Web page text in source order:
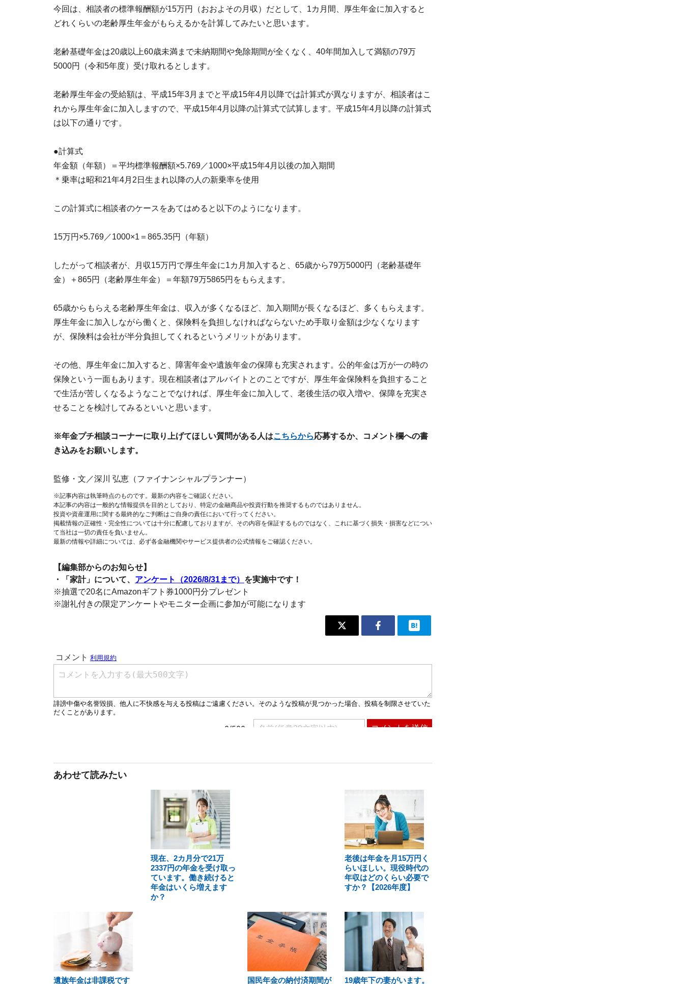
今回は、相談者の標準報酬額が15万円（おおよその月収）だとして、1カ月間、厚生年金に加入すると
どれくらいの老齢厚生年金がもらえるかを計算してみたいと思います。
老齢基礎年金は20歳以上60歳未満まで未納期間や免除期間が全くなく、40年間加入して満額の79万
5000円（令和5年度）受け取れるとします。
老齢厚生年金の受給額は、平成15年3月までと平成15年4月以降では計算式が異なりますが、相談者はこ
れから厚生年金に加入しますので、平成15年4月以降の計算式で試算します。平成15年4月以降の計算式
は以下の通りです。
●計算式
年金額（年額）＝平均標準報酬額×5.769／1000×平成15年4月以後の加入期間
＊乗率は昭和21年4月2日生まれ以降の人の新乗率を使用
この計算式に相談者のケースをあてはめると以下のようになります。
15万円×5.769／1000×1＝865.35円（年額）
したがって相談者が、月収15万円で厚生年金に1カ月加入すると、65歳から79万5000円（老齢基礎年
金）＋865円（老齢厚生年金）＝年額79万5865円をもらえます。
65歳からもらえる老齢厚生年金は、収入が多くなるほど、加入期間が長くなるほど、多くもらえます。
厚生年金に加入しながら働くと、保険料を負担しなければならないため手取り金額は少なくなります
が、保険料は会社が半分負担してくれるというメリットがあります。
その他、厚生年金に加入すると、障害年金や遺族年金の保障も充実されます。公的年金は万が一の時の
保険という一面もあります。現在相談者はアルバイトとのことですが、厚生年金保険料を負担すること
で生活が苦しくなるようなことでなければ、厚生年金に加入して、老後生活の収入増や、保障を充実さ
せることを検討してみるといいと思います。
※年金プチ相談コーナーに取り上げてほしい質問がある人はこちらから応募するか、コメント欄への書
き込みをお願いします。
監修・文／深川 弘恵（ファイナンシャルプランナー）
※記事内容は執筆時点のものです。最新の内容をご確認ください。
本記事の内容は一般的な情報提供を目的としており、特定の金融商品や投資行動を推奨するものではありません。
投資や資産運用に関する最終的なご判断はご自身の責任において行ってください。
掲載情報の正確性・完全性については十分に配慮しておりますが、その内容を保証するものではなく、これに基づく損失・損害などについ
て当社は一切の責任を負いません。
最新の情報や詳細については、必ず各金融機関やサービス提供者の公式情報をご確認ください。
【編集部からのお知らせ】
・「家計」について、 アンケート（2026/8/31まで） を実施中です！
※抽選で20名にAmazonギフト券1000円分プレゼント
※謝礼付きの限定アンケートやモニター企画に参加が可能になります
あわせて読みたい
現在、2カ月分で21万
2337円の年金を受け取っ
ています。働き続けると
年金はいくら増えます
か？
老後は年金を月15万円く
らいほしい。現役時代の
年収はどのくらい必要で
すか？【2026年度】
遺族年金は非課税です 国民年金の納付済期間が 19歳年下の妻がいます。